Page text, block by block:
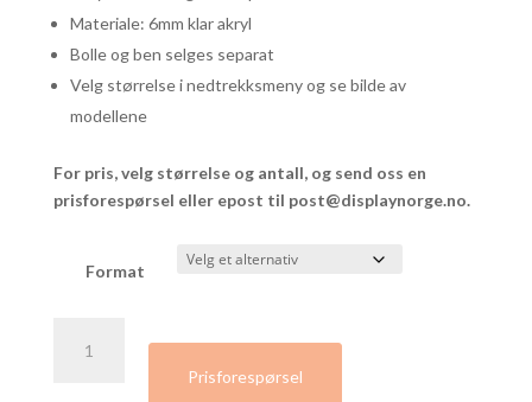
Materiale: 6mm klar akryl
Bolle og ben selges separat
Velg størrelse i nedtrekksmeny og se bilde av
modellene
For pris, velg størrelse og antall, og send oss en
prisforespørsel eller epost til post@displaynorge.no.
Format
Prisforespørsel